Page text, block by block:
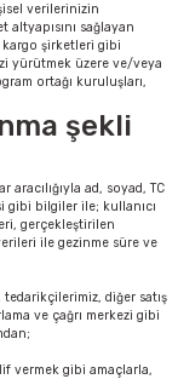
verilerinizin
sağlayan
kargo şirketleri gibi
yürütmek üzere ve/veya
ortağı kuruluşları,
şekli
ad, soyad, TC
gibi bilgiler ile; kullanıcı
gerçekleştirilen
ile gezinme süre ve
tedarikçilerimiz, diğer satış
ve çağrı merkezi gibi
vermek gibi amaçlarla,